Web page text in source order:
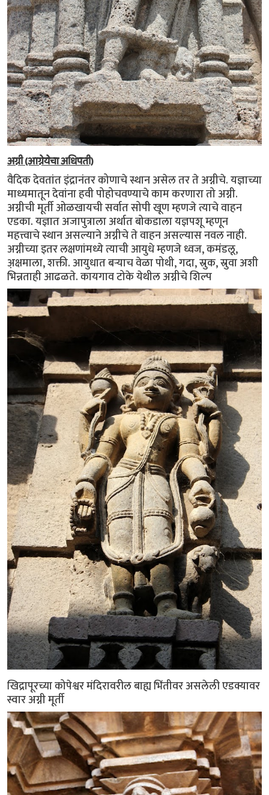
अग्नी (आग्नेयेचा अधिपती)
वैदिक देवतांत इंद्रानंतर कोणाचे स्थान असेल तर ते अग्नीचे. यज्ञाच्या
माध्यमातून देवांना हवी पोहोचवण्याचे काम करणारा तो अग्नी.
अग्नीची मूर्ती ओळखायची सर्वात सोपी खूण म्हणजे त्याचे वाहन
एडका. यज्ञात अजापुत्राला अर्थात बोकडाला यज्ञपशू म्हणून
महत्त्वाचे स्थान असल्याने अग्नीचे ते वाहन असल्यास नवल नाही.
अग्नीच्या इतर लक्षणांमध्ये त्याची आयुधे म्हणजे ध्वज, कमंडलू,
अ़क्षमाला, शक्ती. आयुधात बर्‍याच वेळा पोथी, गदा, स्रुक, स्रुवा अशी
भिन्नताही आढळते. कायगाव टोके येथील अग्नीचे शिल्प
खिद्रापूरच्या कोपेश्वर मंदिरावरील बाह्य भिंतीवर असलेली एडक्यावर
स्वार अग्नी मूर्ती